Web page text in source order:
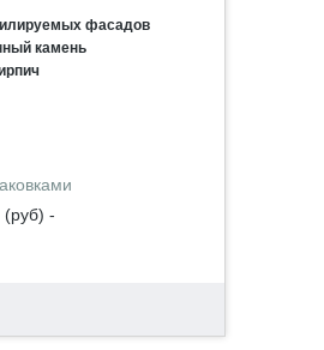
фасадов
камень
(руб) -